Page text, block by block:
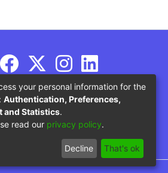
de Educación
your personal information for the
Authentication, Preferences,
and Statistics.
read our privacy policy.
Decline That's ok